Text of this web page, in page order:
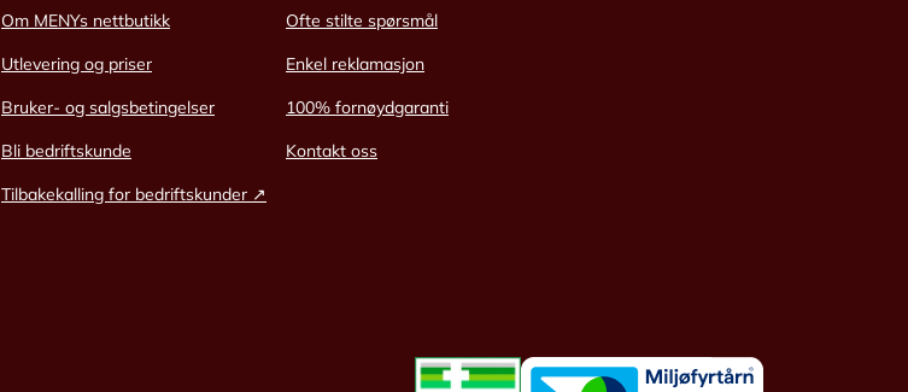
Om MENYs nettbutikk
Utlevering og priser
Bruker- og salgsbetingelser
Bli bedriftskunde
Tilbakekalling for bedriftskunder ↗
Ofte stilte spørsmål
Enkel reklamasjon
100% fornøydgaranti
Kontakt oss